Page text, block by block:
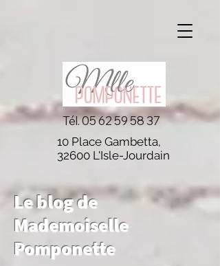
10 Place Gambetta,
32600 L'Isle-Jourdain
Tél.05 62 59 58 37
Le blog de
Mademoiselle
Pomponette